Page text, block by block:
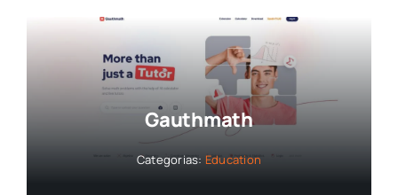
Gauthmath
Categorias: Education